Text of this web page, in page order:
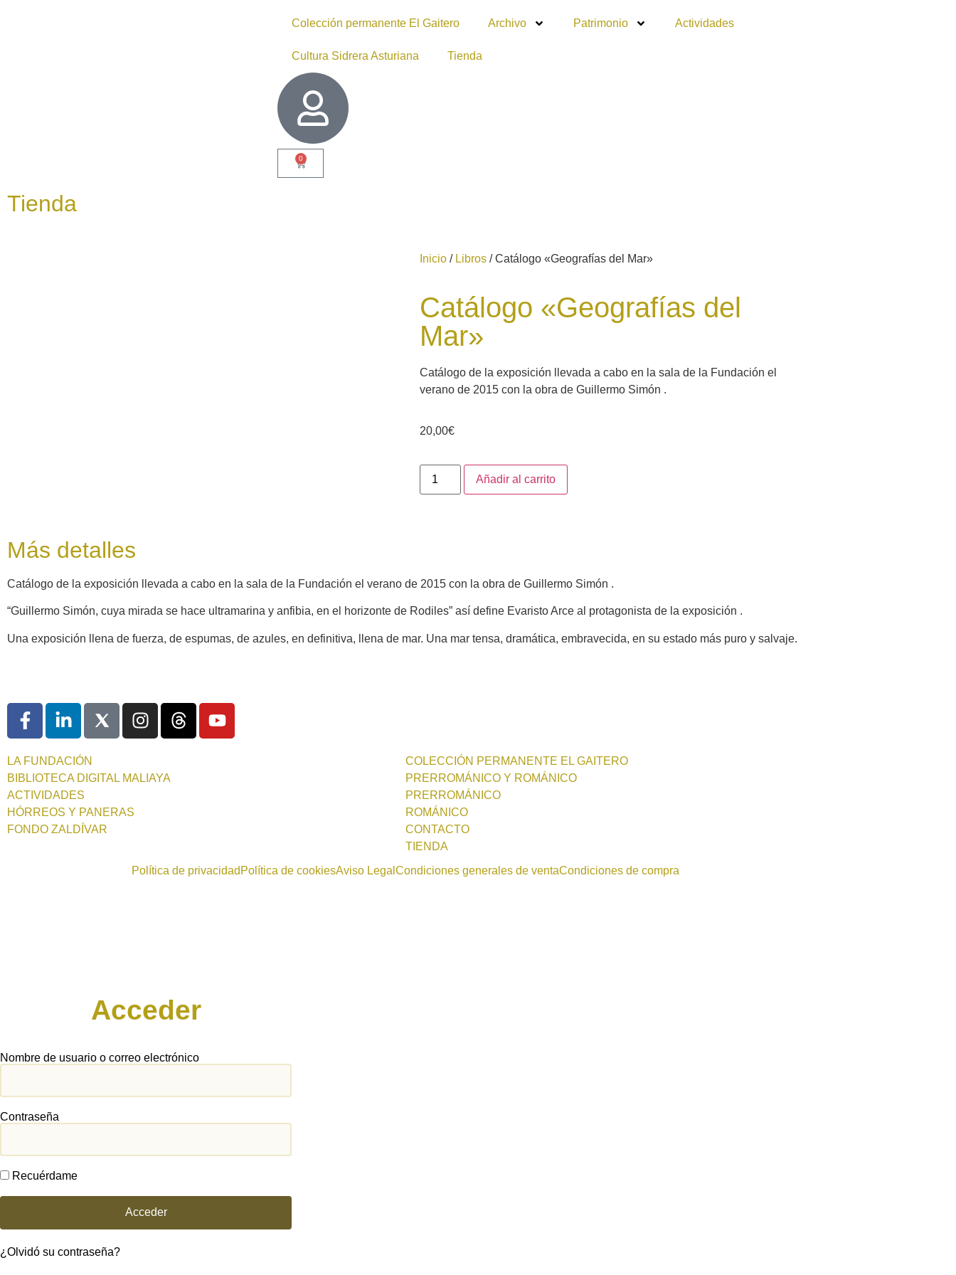
Colección permanente El Gaitero Archivo Patrimonio Actividades
Cultura Sidrera Asturiana Tienda
0
Tienda
Inicio / Libros / Catálogo «Geografías del Mar»
Catálogo «Geografías del
Mar»
Catálogo de la exposición llevada a cabo en la sala de la Fundación el
verano de 2015 con la obra de Guillermo Simón .
20,00€
Añadir al carrito
Más detalles
Catálogo de la exposición llevada a cabo en la sala de la Fundación el verano de 2015 con la obra de Guillermo Simón .
“Guillermo Simón, cuya mirada se hace ultramarina y anfibia, en el horizonte de Rodiles” así define Evaristo Arce al protagonista de la exposición .
Una exposición llena de fuerza, de espumas, de azules, en definitiva, llena de mar. Una mar tensa, dramática, embravecida, en su estado más puro y salvaje.
LA FUNDACIÓN
BIBLIOTECA DIGITAL MALIAYA
ACTIVIDADES
HÓRREOS Y PANERAS
FONDO ZALDÍVAR
COLECCIÓN PERMANENTE EL GAITERO
PRERROMÁNICO Y ROMÁNICO
PRERROMÁNICO
ROMÁNICO
CONTACTO
TIENDA
Política de privacidad Política de cookiesAviso Legal Condiciones generales de ventaCondiciones de compra
Acceder
Nombre de usuario o correo electrónico
Contraseña
Recuérdame
Acceder
¿Olvidó su contraseña?